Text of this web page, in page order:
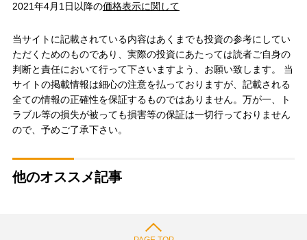
2021年4月1日以降の価格表示に関して
当サイトに記載されている内容はあくまでも投資の参考にしてい
ただくためのものであり、実際の投資にあたっては読者ご自身の
判断と責任において行って下さいますよう、お願い致します。 当
サイトの掲載情報は細心の注意を払っておりますが、記載される
全ての情報の正確性を保証するものではありません。万が一、ト
ラブル等の損失が被っても損害等の保証は一切行っておりません
ので、予めご了承下さい。
他のオススメ記事